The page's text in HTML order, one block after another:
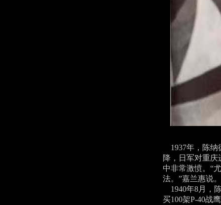
1937年，陈纳
降，日军对重庆
中非常激愤。“
法。”嘉兰惠说。
1940年8月，
买100架P-40战